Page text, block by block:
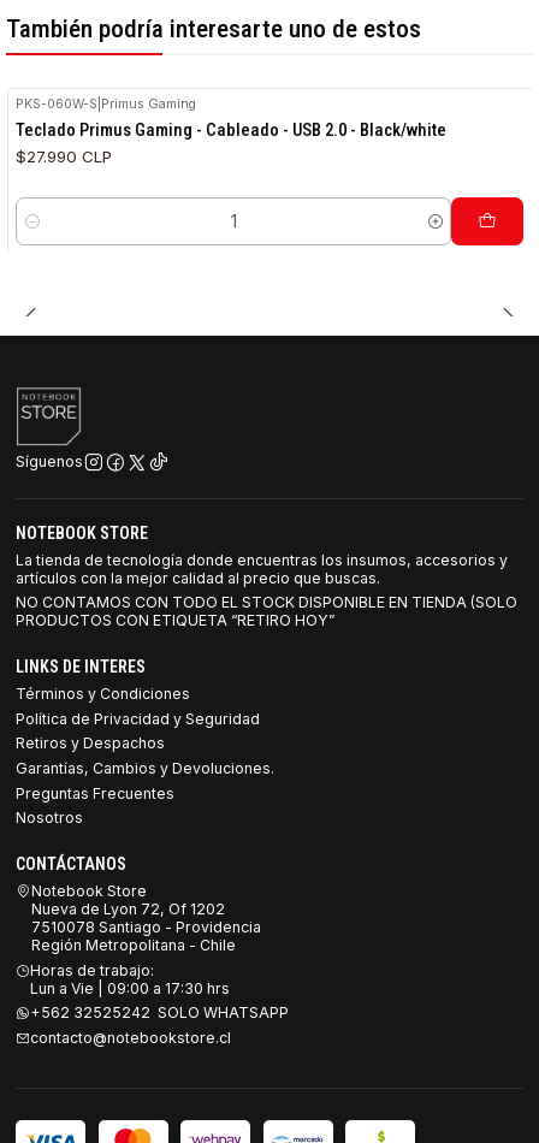
También podría interesarte uno de estos
PKS-060W-S Primus Gaming
Teclado Primus Gaming - Cableado - USB 2.0 - Black/white
$27.990 CLP
Cantidad
Síguenos
NOTEBOOK STORE
La tienda de tecnología donde encuentras los insumos, accesorios y
artículos con la mejor calidad al precio que buscas.
NO CONTAMOS CON TODO EL STOCK DISPONIBLE EN TIENDA (SOLO
PRODUCTOS CON ETIQUETA “RETIRO HOY”
LINKS DE INTERES
Términos y Condiciones
Política de Privacidad y Seguridad
Retiros y Despachos
Garantías, Cambios y Devoluciones.
Preguntas Frecuentes
Nosotros
CONTÁCTANOS
Notebook Store
Nueva de Lyon 72, Of 1202
7510078 Santiago - Providencia
Región Metropolitana - Chile
Horas de trabajo:
Lun a Vie | 09:00 a 17:30 hrs
+562 32525242 SOLO WHATSAPP
contacto@notebookstore.cl